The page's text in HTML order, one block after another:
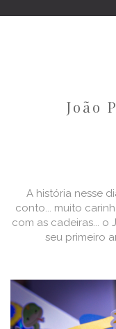
João
A história nesse
conto... muito
com as cadeiras...
seu primeiro